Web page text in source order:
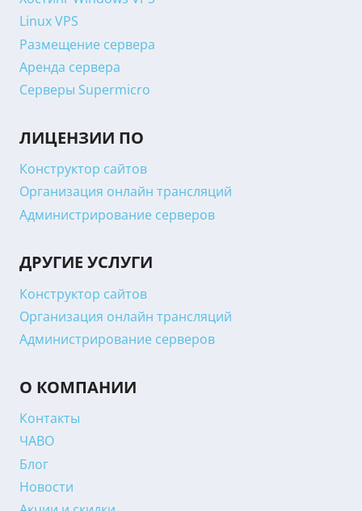
Linux VPS
Размещение сервера
Аренда сервера
Серверы Supermicro
ЛИЦЕНЗИИ ПО
Конструктор сайтов
Организация онлайн трансляций
Администрирование серверов
ДРУГИЕ УСЛУГИ
Конструктор сайтов
Организация онлайн трансляций
Администрирование серверов
О КОМПАНИИ
Контакты
ЧАВО
Блог
Новости